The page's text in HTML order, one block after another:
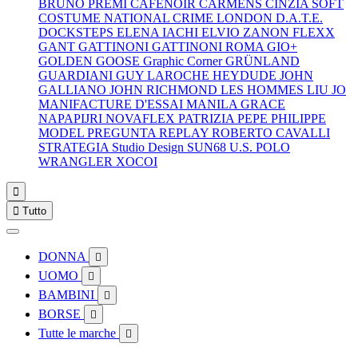
BRUNO PREMI CAFENOIR CARMENS CINZIA SOFT
COSTUME NATIONAL CRIME LONDON D.A.T.E.
DOCKSTEPS ELENA IACHI ELVIO ZANON FLEXX
GANT GATTINONI GATTINONI ROMA GIO+
GOLDEN GOOSE Graphic CornerGRÜNLAND
GUARDIANI GUY LAROCHE HEYDUDE JOHN
GALLIANO JOHN RICHMOND LES HOMMES LIU JO
MANIFACTURE D'ESSAI MANILA GRACE
NAPAPIJRI NOVAFLEX PATRIZIA PEPE PHILIPPE
MODEL PREGUNTA REPLAY ROBERTO CAVALLI
STRATEGIA Studio Design SUN68 U.S. POLO
WRANGLER XOCOI

 Tutto
DONNA 
UOMO 
BAMBINI 
BORSE 
Tutte le marche 